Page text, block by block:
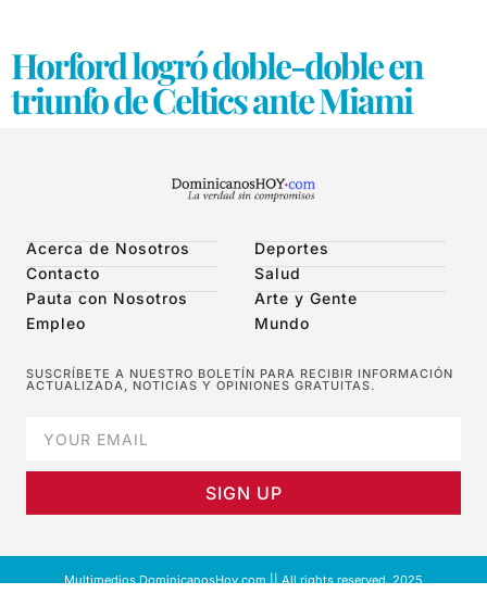
Horford logró doble-doble en
triunfo de Celtics ante Miami
Acerca de Nosotros
Contacto
Pauta con Nosotros
Empleo
Deportes
Salud
Arte y Gente
Mundo
SUSCRÍBETE A NUESTRO BOLETÍN PARA RECIBIR INFORMACIÓN
ACTUALIZADA, NOTICIAS Y OPINIONES GRATUITAS.
SIGN UP
Multimedios DominicanosHoy.com || All rights reserved. 2025